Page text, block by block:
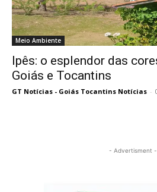
Meio Ambiente
Ipês: o esplendor das
Goiás e Tocantins
GT Notícias - Goiás Tocantins Notícias -
- Advertisment -